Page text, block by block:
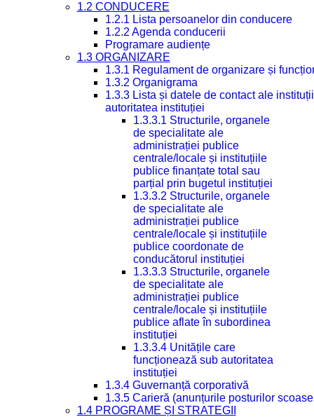
1.2 CONDUCERE
1.2.1 Lista persoanelor din conducere
1.2.2 Agenda conducerii
Programare audiențe
1.3 ORGANIZARE
1.3.1 Regulament de organizare și
1.3.2 Organigrama
1.3.3 Lista și datele de contact ale
autoritatea instituției
1.3.3.1 Structurile, organele
de specialitate ale
administrației publice
centrale/locale și instituțiile
publice finanțate total sau
parțial prin bugetul instituției
1.3.3.2 Structurile, organele
de specialitate ale
administrației publice
centrale/locale și instituțiile
publice coordonate de
conducătorul instituției
1.3.3.3 Structurile, organele
de specialitate ale
administrației publice
centrale/locale și instituțiile
publice aflate în subordinea
instituției
1.3.3.4 Unitățile care
funcționează sub autoritatea
instituției
1.3.4 Guvernanță corporativă
1.3.5 Carieră (anunțurile posturilor
1.4 PROGRAME ȘI STRATEGII